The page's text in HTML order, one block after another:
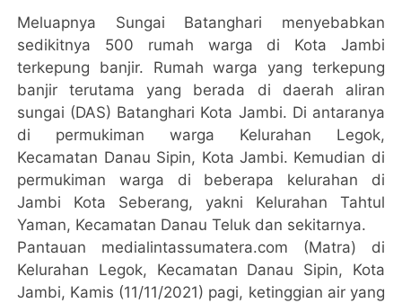
Meluapnya Sungai Batanghari menyebabkan
sedikitnya 500 rumah warga di Kota Jambi
terkepung banjir. Rumah warga yang terkepung
banjir terutama yang berada di daerah aliran
sungai (DAS) Batanghari Kota Jambi. Di antaranya
di permukiman warga Kelurahan Legok,
Kecamatan Danau Sipin, Kota Jambi. Kemudian di
permukiman warga di beberapa kelurahan di
Jambi Kota Seberang, yakni Kelurahan Tahtul
Yaman, Kecamatan Danau Teluk dan sekitarnya.
Pantauan medialintassumatera.com (Matra) di
Kelurahan Legok, Kecamatan Danau Sipin, Kota
Jambi, Kamis (11/11/2021) pagi, ketinggian air yang